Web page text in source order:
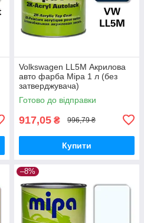
Volkswagen LL5M Акрилова
авто фарба Mipa 1 л (без
затверджувача)
Готово до відправки
917,05 ₴ 996,79 ₴
Купити
–8%